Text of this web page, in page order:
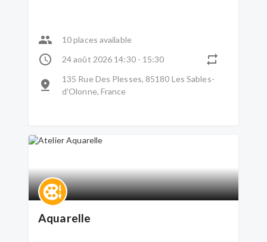
10 places available
24 août 2026 14:30 - 15:30
135 Rue Des Plesses, 85180 Les Sables-
d'Olonne, France
Aquarelle